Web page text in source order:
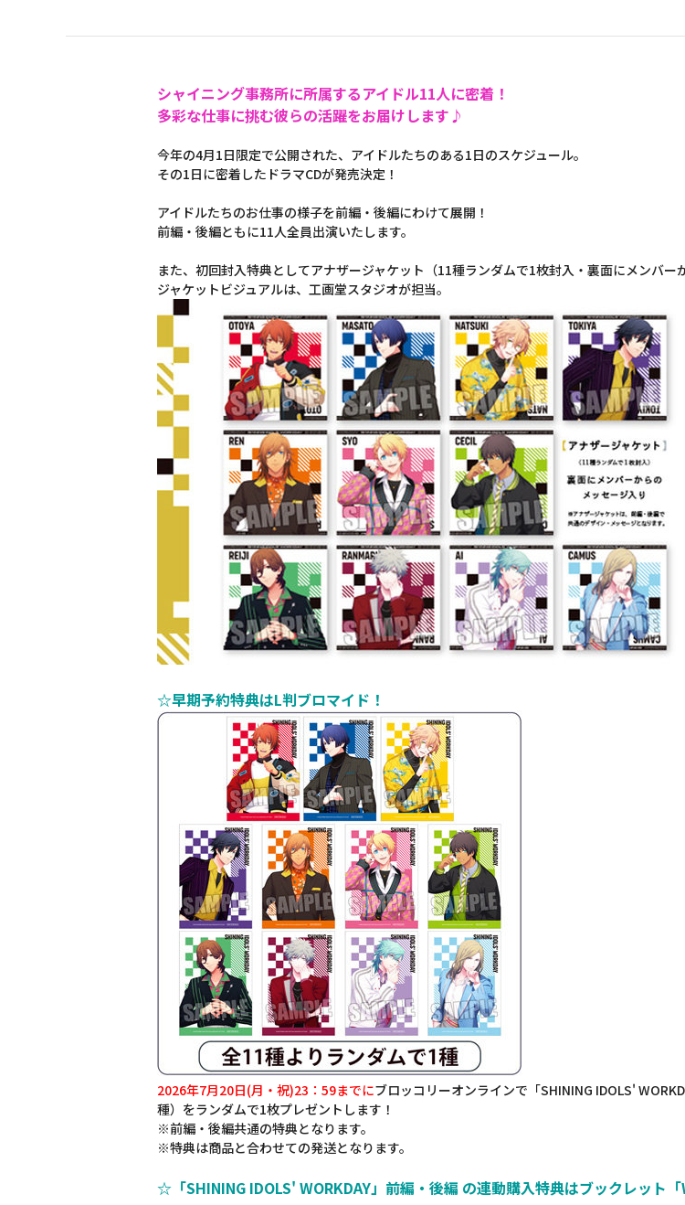
シャイニング事務所に所属するアイドル11人に密着！
多彩な仕事に挑む彼らの活躍をお届けします♪
今年の4月1日限定で公開された、アイドルたちのある1日のスケジュール。
その1日に密着したドラマCDが発売決定！
アイドルたちのお仕事の様子を前編・後編にわけて展開！
前編・後編ともに11人全員出演いたします。
また、初回封入特典としてアナザージャケット（11種ランダムで1枚封入・裏面にメンバー
ジャケットビジュアルは、工画堂スタジオが担当。
☆早期予約特典はL判ブロマイド！
2026年7月20日(月・祝)23：59までにブロッコリーオンラインで「SHINING IDOLS'
種）をランダムで1枚プレゼントします！
※前編・後編共通の特典となります。
※特典は商品と合わせての発送となります。
☆「SHINING IDOLS' WORKDAY」前編・後編 の連動購入特典はブックレット「